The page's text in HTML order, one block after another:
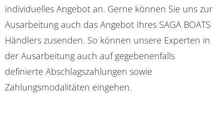
individuelles Angebot an. Gerne können Sie uns zur
Ausarbeitung auch das Angebot Ihres SAGA BOATS
Händlers zusenden. So können unsere Experten in
der Ausarbeitung auch auf gegebenenfalls
definierte Abschlagszahlungen sowie
Zahlungsmodalitäten eingehen.